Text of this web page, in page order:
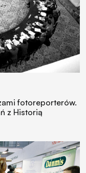
fotoreporterów.
z Historią